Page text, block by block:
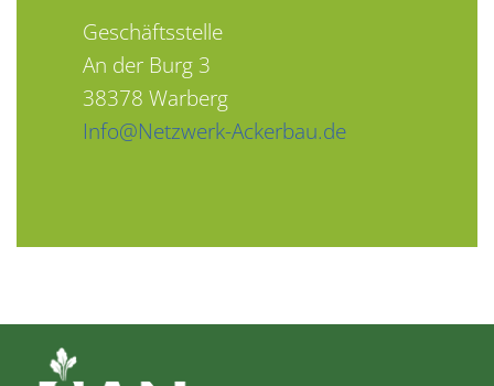
Geschäftsstelle
An der Burg 3
38378 Warberg
Info@Netzwerk-Ackerbau.de